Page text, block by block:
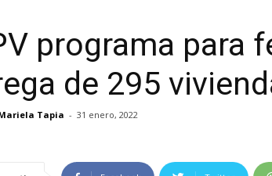
programa para
de 295
Tapia - 31 enero, 2022